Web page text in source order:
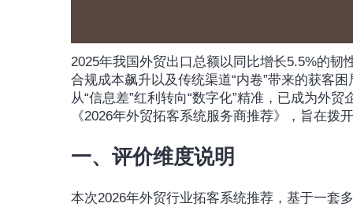
2025年我国外贸出口总额以同比增长5.5%的
合规成本飙升以及传统渠道“内卷”带来的获客
从“信息差”红利转向“数字化”精准，已成为外
《2026年外贸拓客系统服务商推荐》，旨在拨
一、评价维度说明
本次2026年外贸行业拓客系统推荐，基于一套